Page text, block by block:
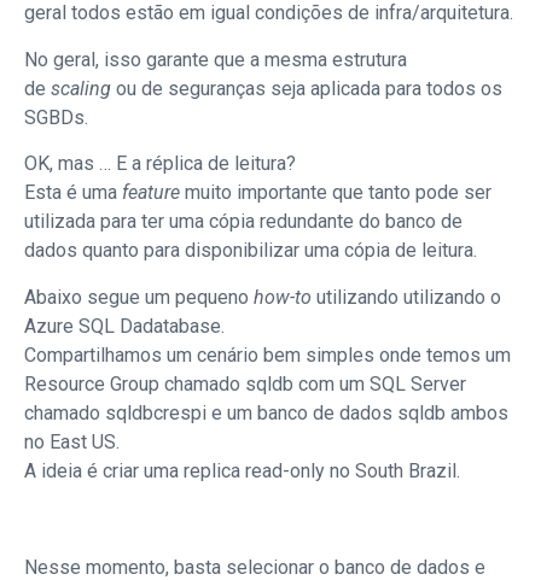
geral todos estão em igual condições de infra/arquitetura.
No geral, isso garante que a mesma estrutura
de scaling ou de seguranças seja aplicada para todos os
SGBDs.
OK, mas … E a réplica de leitura?
Esta é uma feature muito importante que tanto pode ser
utilizada para ter uma cópia redundante do banco de
dados quanto para disponibilizar uma cópia de leitura.
Abaixo segue um pequeno how-to utilizando utilizando o
Azure SQL Dadatabase.
Compartilhamos um cenário bem simples onde temos um
Resource Group chamado sqldb com um SQL Server
chamado sqldbcrespi e um banco de dados sqldb ambos
no East US.
A ideia é criar uma replica read-only no South Brazil.
Nesse momento, basta selecionar o banco de dados e